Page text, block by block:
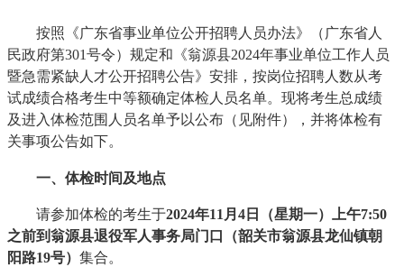
按照《广东省事业单位公开招聘人员办法》（广东省人
民政府第301号令）规定和《翁源县2024年事业单位工作人员
暨急需紧缺人才公开招聘公告》安排，按岗位招聘人数从考
试成绩合格考生中等额确定体检人员名单。现将考生总成绩
及进入体检范围人员名单予以公布（见附件），并将体检有
关事项公告如下。
一、体检时间及地点
请参加体检的考生于2024年11月4日（星期一）上午7:50
之前到翁源县退役军人事务局门口（韶关市翁源县龙仙镇朝
阳路19号）集合。